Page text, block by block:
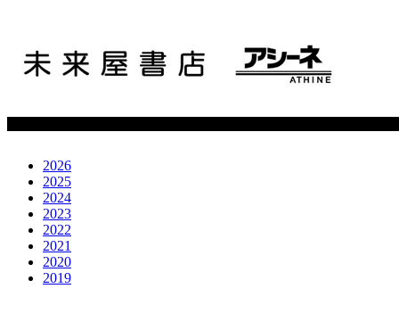
2026
2025
2024
2023
2022
2021
2020
2019